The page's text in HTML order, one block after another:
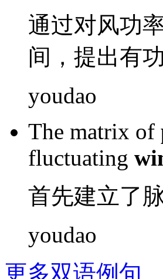
通过对风功
间，提出有功
youdao
The matrix of
fluctuating
首先建立了
youdao
更多双语例句